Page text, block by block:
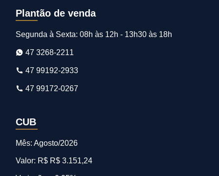
Plantão de venda
Segunda à Sexta: 08h às 12h - 13h30 às 18h
47 3268-2211
47 99192-2933
47 99172-0267
CUB
Mês: Agosto/2026
Valor: R$ R$ 3.151,24